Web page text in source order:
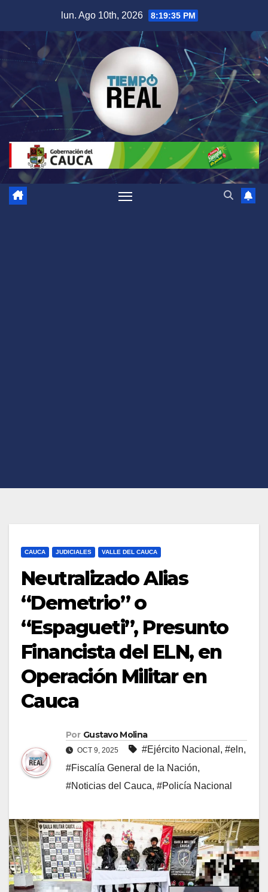
contenido
lun. Ago 10th, 2026 8:19:36 PM
CAUCA JUDICIALES VALLE DEL CAUCA
Neutralizado Alias
“Demetrio” o
“Espagueti”, Presunto
Financista del ELN, en
Operación Militar en
Cauca
Por Gustavo Molina
OCT 9, 2025 #Ejército Nacional , #eln,
#Fiscalía General de la Nación,
#Noticias del Cauca, #Policía Nacional